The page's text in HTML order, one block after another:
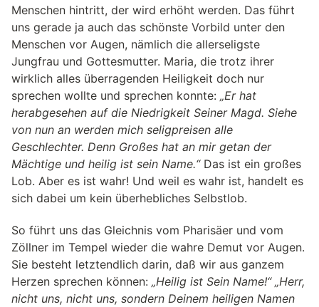
Menschen hintritt, der wird erhöht werden. Das führt
uns gerade ja auch das schönste Vorbild unter den
Menschen vor Augen, nämlich die allerseligste
Jungfrau und Gottesmutter. Maria, die trotz ihrer
wirklich alles überragenden Heiligkeit doch nur
sprechen wollte und sprechen konnte: „Er hat
herabgesehen auf die Niedrigkeit Seiner Magd. Siehe
von nun an werden mich seligpreisen alle
Geschlechter. Denn Großes hat an mir getan der
Mächtige und heilig ist sein Name.“Das ist ein großes
Lob. Aber es ist wahr! Und weil es wahr ist, handelt es
sich dabei um kein überhebliches Selbstlob.
So führt uns das Gleichnis vom Pharisäer und vom
Zöllner im Tempel wieder die wahre Demut vor Augen.
Sie besteht letztendlich darin, daß wir aus ganzem
Herzen sprechen können: „Heilig ist Sein Name!“ „Herr,
nicht uns, nicht uns, sondern Deinem heiligen Namen